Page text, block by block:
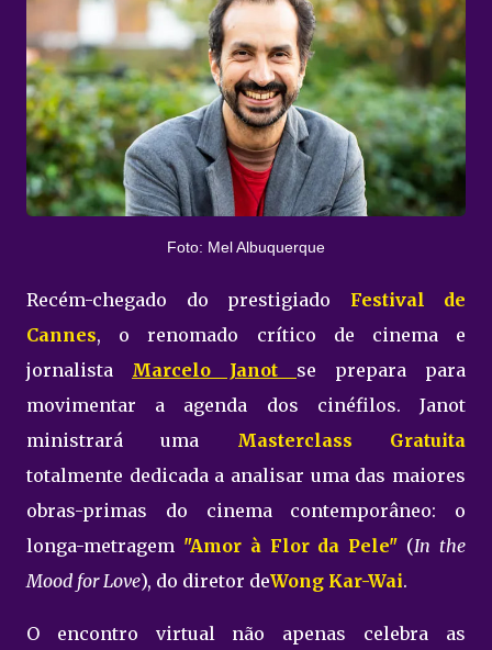
Foto: Mel Albuquerque
Recém-chegado do prestigiado Festival de
Cannes, o renomado crítico de cinema e
jornalista Marcelo Janot se prepara para
movimentar a agenda dos cinéfilos. Janot
ministrará uma Masterclass Gratuita
totalmente dedicada a analisar uma das maiores
obras-primas do cinema contemporâneo: o
longa-metragem "Amor à Flor da Pele" (In the
Mood for Love), do diretor deWong Kar-Wai.
O encontro virtual não apenas celebra as